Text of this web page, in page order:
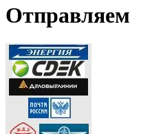
Отправляем